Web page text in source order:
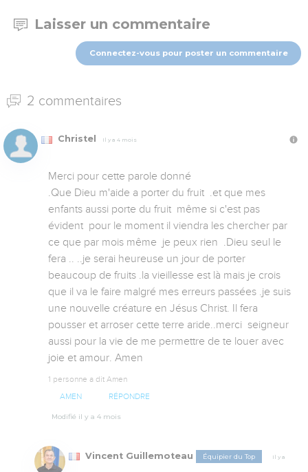
Laisser un commentaire
Connectez-vous pour poster un commentaire
2 commentaires
Christel Il y a 4 mois
Merci pour cette parole donné
.Que Dieu m'aide a porter du fruit  .et que mes
enfants aussi porte du fruit  même si c'est pas
évident  pour le moment il viendra les chercher par
ce que par mois même  je peux rien  .Dieu seul le
fera .. ..je serai heureuse un jour de porter
beaucoup de fruits .la vieillesse est là mais je crois
que il va le faire malgré mes erreurs passées .je suis
une nouvelle créature en Jésus Christ. Il fera
pousser et arroser cette terre aride..merci  seigneur
aussi pour la vie de me permettre de te louer avec
joie et amour. Amen
1 personne a dit Amen
AMEN RÉPONDRE
Modifié il y a 4 mois
Vincent Guillemoteau Équipier du Top Il y a